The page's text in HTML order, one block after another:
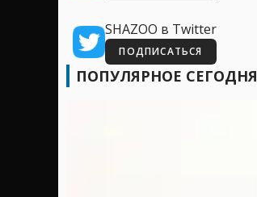
SHAZOO в Twitter
ПОДПИСАТЬСЯ
ПОПУЛЯРНОЕ СЕГОДНЯ